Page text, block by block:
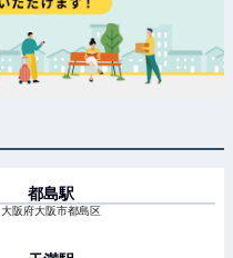
都島駅
大阪府大阪市都島区